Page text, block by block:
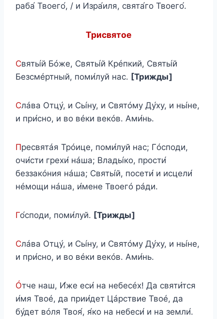
раба́ Твоего́, / и Изра́иля, свята́го Твоего́.
Трисвятое
Святы́й Бóже, Святы́й Крéпкий, Святы́й
Безсмéртный, поми́луй нас. [Трижды]
Слáва Отцу́, и Сы́ну, и Святóму Ду́ху, и ны́не,
и при́сно, и во вéки векóв. Ами́нь.
Пресвятáя Трóице, поми́луй нас; Гóсподи,
очи́сти грехи́ нáша; Влады́ко, прости́
беззакóния нáша; Святы́й, посети́ и исцели́
нéмощи нáша, и́мене Твоегó рáди.
Го́споди, поми́луй. [Трижды]
Слáва Отцу́, и Сы́ну, и Святóму Ду́ху, и ны́не,
и при́сно, и во вéки векóв. Ами́нь.
Óтче наш, И́же еси́ на небесéх! Да святи́тся
и́мя Твоé, да прии́дет Цáрствие Твоé, да
бу́дет вóля Твоя́, я́ко на небеси́ и на земли́.